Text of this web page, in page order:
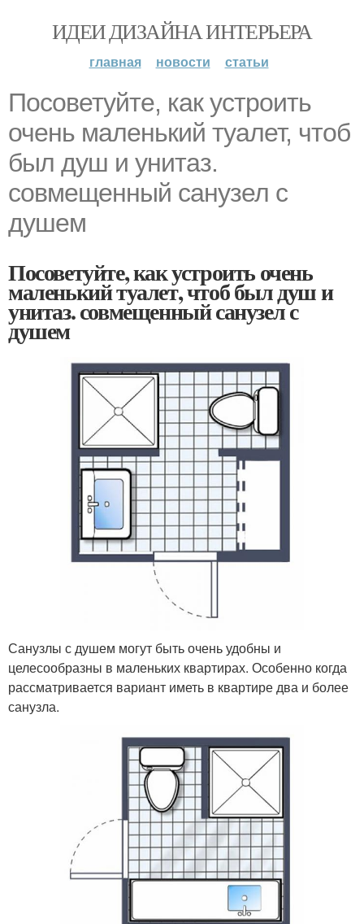
ИДЕИ ДИЗАЙНА ИНТЕРЬЕРА
главная новости статьи
Посоветуйте, как устроить
очень маленький туалет, чтоб
был душ и унитаз.
совмещенный санузел с
душем
Посоветуйте, как устроить очень
маленький туалет, чтоб был душ и
унитаз. совмещенный санузел с
душем
Санузлы с душем могут быть очень удобны и
целесообразны в маленьких квартирах. Особенно когда
рассматривается вариант иметь в квартире два и более
санузла.